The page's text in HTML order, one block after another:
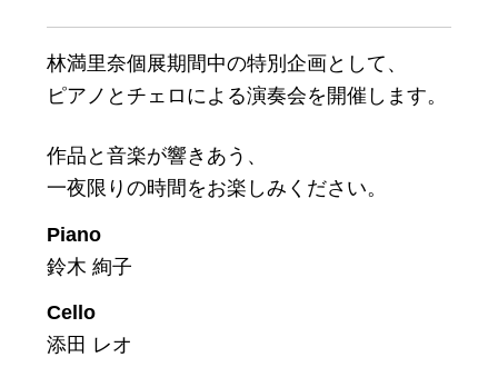
林満里奈個展期間中の特別企画として、
ピアノとチェロによる演奏会を開催します。
作品と音楽が響きあう、
一夜限りの時間をお楽しみください。
Piano
鈴木 絢子
Cello
添田 レオ